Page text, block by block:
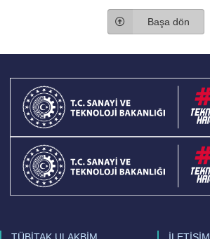
Başa dön